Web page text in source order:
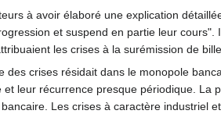
à avoir élaboré une explication
et suspend en partie leur
les crises à la surémission de
des crises résidait dans le monopole
leur récurrence presque périodique.
Les crises à caractère industriel